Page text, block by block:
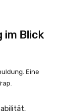
im Blick
Eine